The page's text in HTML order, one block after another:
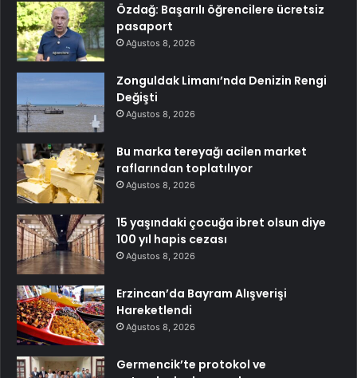
Özdağ: Başarılı öğrencilere ücretsiz
pasaport
Ağustos 8, 2026
Zonguldak Limanı’nda Denizin Rengi
Değişti
Ağustos 8, 2026
Bu marka tereyağı acilen market
raflarından toplatılıyor
Ağustos 8, 2026
15 yaşındaki çocuğa ibret olsun diye
100 yıl hapis cezası
Ağustos 8, 2026
Erzincan’da Bayram Alışverişi
Hareketlendi
Ağustos 8, 2026
Germencik’te protokol ve